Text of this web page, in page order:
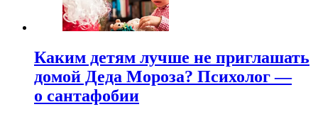
Каким детям лучше не приглашать
домой Деда Мороза? Психолог —
о сантафобии